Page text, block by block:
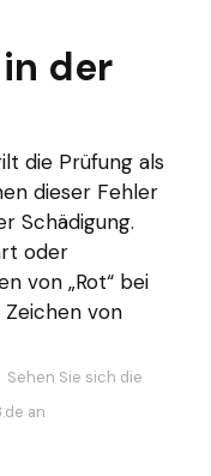
der
die Prüfung als
dieser Fehler
Schädigung.
oder
von „Rot“ bei
von
Sehen Sie sich die
an